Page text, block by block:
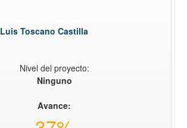
Luis Toscano Castilla
Nivel del proyecto:
Ninguno
Avance: